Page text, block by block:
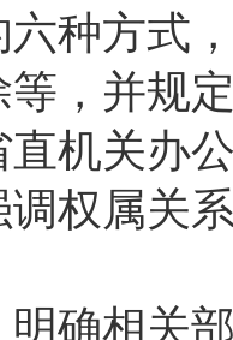
种方式
，并规
直机关办
权属关
相关部